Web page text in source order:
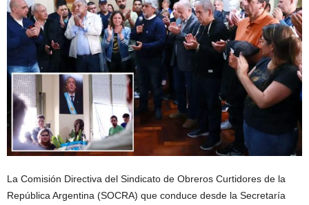
La Comisión Directiva del Sindicato de Obreros Curtidores de la
República Argentina (SOCRA) que conduce desde la Secretaría